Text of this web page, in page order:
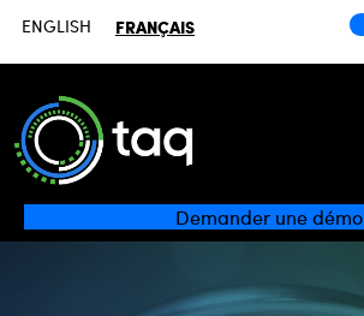
ENGLISH FRANÇAIS
Demander une démo